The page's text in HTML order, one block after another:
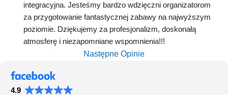
integracyjna. Jesteśmy bardzo wdzięczni organizatorom
za przygotowanie fantastycznej zabawy na najwyższym
poziomie. Dziękujemy za profesjonalizm, doskonałą
atmosferę i niezapomniane wspomnienia!!!
Następne Opinie
4.9